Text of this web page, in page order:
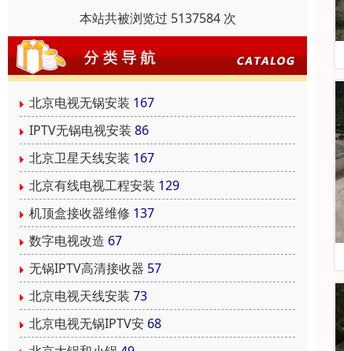
本站共被浏览过 5137584 次
北京电视无锅安装 167
IPTV无锅电视安装 86
北京卫星天线安装 167
北京有线电视工程安装 129
机顶盒接收器维修 137
数字电视改造 67
无锅IPTV高清接收器 57
北京电视天线安装 73
北京电视无锅IPTV安 68